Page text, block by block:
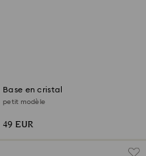
Base en cristal
petit modèle
49 EUR